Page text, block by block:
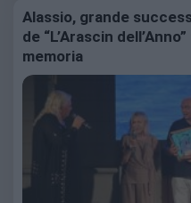
Alassio, grande
de “L’Arascin
memoria